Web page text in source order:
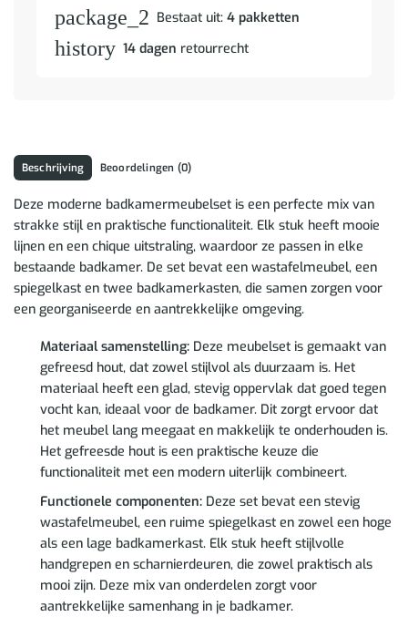
package_2 Bestaat uit: 4 pakketten
history 14 dagen retourrecht
Beschrijving Beoordelingen (0)
Deze moderne badkamermeubelset is een perfecte mix van
strakke stijl en praktische functionaliteit. Elk stuk heeft mooie
lijnen en een chique uitstraling, waardoor ze passen in elke
bestaande badkamer. De set bevat een wastafelmeubel, een
spiegelkast en twee badkamerkasten, die samen zorgen voor
een georganiseerde en aantrekkelijke omgeving.
Materiaal samenstelling:Deze meubelset is gemaakt van
gefreesd hout, dat zowel stijlvol als duurzaam is. Het
materiaal heeft een glad, stevig oppervlak dat goed tegen
vocht kan, ideaal voor de badkamer. Dit zorgt ervoor dat
het meubel lang meegaat en makkelijk te onderhouden is.
Het gefreesde hout is een praktische keuze die
functionaliteit met een modern uiterlijk combineert.
Functionele componenten:Deze set bevat een stevig
wastafelmeubel, een ruime spiegelkast en zowel een hoge
als een lage badkamerkast. Elk stuk heeft stijlvolle
handgrepen en scharnierdeuren, die zowel praktisch als
mooi zijn. Deze mix van onderdelen zorgt voor
aantrekkelijke samenhang in je badkamer.